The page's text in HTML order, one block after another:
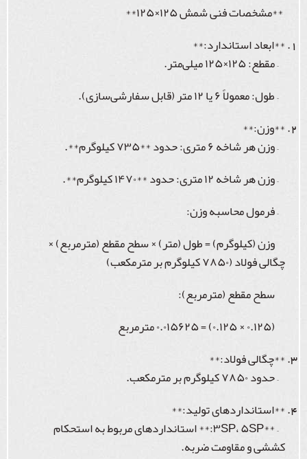
**مشخصات فنی شمش ۱۲۵×۱۲۵**
**ابعاد استاندارد:**
– مقطع: ۱۲۵×۱۲۵ میلی‌متر.
– طول: معمولاً ۶ یا ۱۲ متر (قابل سفارشی‌سازی).
**وزن:**
– وزن هر شاخه ۶ متری: حدود **۷۳۵ کیلوگرم**.
– وزن هر شاخه ۱۲ متری: حدود **۱۴۷۰ کیلوگرم**.
– فرمول محاسبه وزن:
وزن (کیلوگرم) = طول (متر) × سطح مقطع (مترمربع) ×
چگالی فولاد (۷۸۵۰ کیلوگرم بر مترمکعب)
سطح مقطع (مترمربع):
(۰.۱۲۵ × ۰.۱۲۵) = ۰.۰۱۵۶۲۵ مترمربع
**چگالی فولاد:**
– حدود ۷۸۵۰ کیلوگرم بر مترمکعب.
**استانداردهای تولید:**
– **۳SP، ۵SP:** استانداردهای مربوط به استحکام
کششی و مقاومت ضربه.